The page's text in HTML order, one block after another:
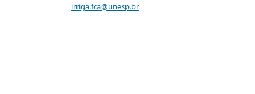
irriga.fca@unesp.br